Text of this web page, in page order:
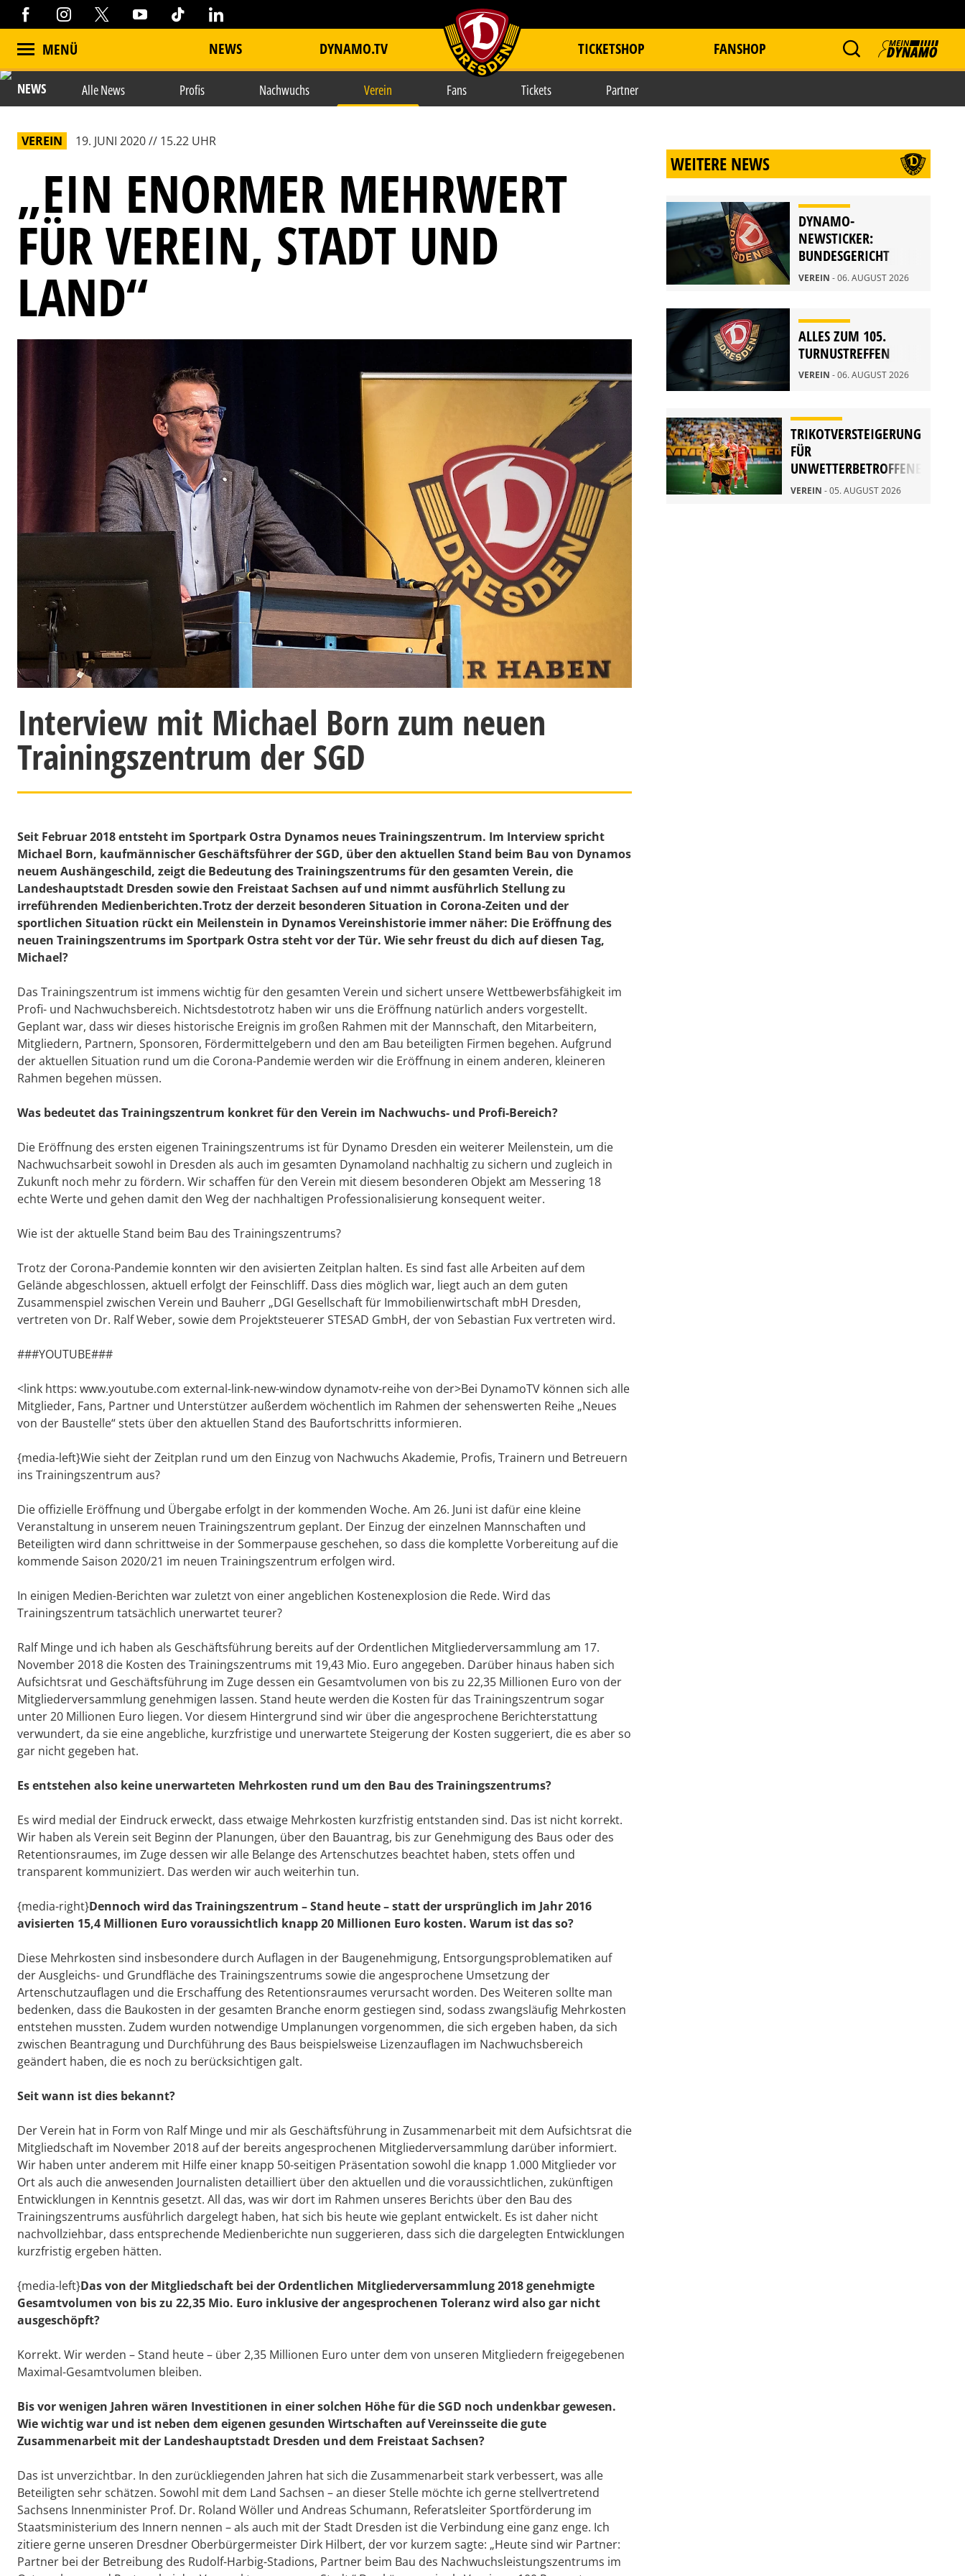
MENÜ NEWS DYNAMO.TV item.title TICKETSHOP FANSHOP
NEWS Alle News Profis Nachwuchs Verein Fans Tickets Partner
VEREIN 19. JUNI 2020 // 15.22 UHR
„EIN ENORMER MEHRWERT
FÜR VEREIN, STADT UND
LAND“
Interview mit Michael Born zum neuen
Trainingszentrum der SGD
Seit Februar 2018 entsteht im Sportpark Ostra Dynamos neues Trainingszentrum. Im Interview spricht
Michael Born, kaufmännischer Geschäftsführer der SGD, über den aktuellen Stand beim Bau von Dynamos
neuem Aushängeschild, zeigt die Bedeutung des Trainingszentrums für den gesamten Verein, die
Landeshauptstadt Dresden sowie den Freistaat Sachsen auf und nimmt ausführlich Stellung zu
irreführenden Medienberichten.Trotz der derzeit besonderen Situation in Corona-Zeiten und der
sportlichen Situation rückt ein Meilenstein in Dynamos Vereinshistorie immer näher: Die Eröffnung des
neuen Trainingszentrums im Sportpark Ostra steht vor der Tür. Wie sehr freust du dich auf diesen Tag,
Michael?
Das Trainingszentrum ist immens wichtig für den gesamten Verein und sichert unsere Wettbewerbsfähigkeit im
Profi- und Nachwuchsbereich. Nichtsdestotrotz haben wir uns die Eröffnung natürlich anders vorgestellt.
Geplant war, dass wir dieses historische Ereignis im großen Rahmen mit der Mannschaft, den Mitarbeitern,
Mitgliedern, Partnern, Sponsoren, Fördermittelgebern und den am Bau beteiligten Firmen begehen. Aufgrund
der aktuellen Situation rund um die Corona-Pandemie werden wir die Eröffnung in einem anderen, kleineren
Rahmen begehen müssen.
Was bedeutet das Trainingszentrum konkret für den Verein im Nachwuchs- und Profi-Bereich?
Die Eröffnung des ersten eigenen Trainingszentrums ist für Dynamo Dresden ein weiterer Meilenstein, um die
Nachwuchsarbeit sowohl in Dresden als auch im gesamten Dynamoland nachhaltig zu sichern und zugleich in
Zukunft noch mehr zu fördern. Wir schaffen für den Verein mit diesem besonderen Objekt am Messering 18
echte Werte und gehen damit den Weg der nachhaltigen Professionalisierung konsequent weiter.
Wie ist der aktuelle Stand beim Bau des Trainingszentrums?
Trotz der Corona-Pandemie konnten wir den avisierten Zeitplan halten. Es sind fast alle Arbeiten auf dem
Gelände abgeschlossen, aktuell erfolgt der Feinschliff. Dass dies möglich war, liegt auch an dem guten
Zusammenspiel zwischen Verein und Bauherr „DGI Gesellschaft für Immobilienwirtschaft mbH Dresden,
vertreten von Dr. Ralf Weber, sowie dem Projektsteuerer STESAD GmbH, der von Sebastian Fux vertreten wird.
###YOUTUBE###
<link https: www.youtube.com external-link-new-window dynamotv-reihe von der>Bei DynamoTV können sich alle
Mitglieder, Fans, Partner und Unterstützer außerdem wöchentlich im Rahmen der sehenswerten Reihe „Neues
von der Baustelle“ stets über den aktuellen Stand des Baufortschritts informieren.
{media-left}Wie sieht der Zeitplan rund um den Einzug von Nachwuchs Akademie, Profis, Trainern und Betreuern
ins Trainingszentrum aus?
Die offizielle Eröffnung und Übergabe erfolgt in der kommenden Woche. Am 26. Juni ist dafür eine kleine
Veranstaltung in unserem neuen Trainingszentrum geplant. Der Einzug der einzelnen Mannschaften und
Beteiligten wird dann schrittweise in der Sommerpause geschehen, so dass die komplette Vorbereitung auf die
kommende Saison 2020/21 im neuen Trainingszentrum erfolgen wird.
In einigen Medien-Berichten war zuletzt von einer angeblichen Kostenexplosion die Rede. Wird das
Trainingszentrum tatsächlich unerwartet teurer?
Ralf Minge und ich haben als Geschäftsführung bereits auf der Ordentlichen Mitgliederversammlung am 17.
November 2018 die Kosten des Trainingszentrums mit 19,43 Mio. Euro angegeben. Darüber hinaus haben sich
Aufsichtsrat und Geschäftsführung im Zuge dessen ein Gesamtvolumen von bis zu 22,35 Millionen Euro von der
Mitgliederversammlung genehmigen lassen. Stand heute werden die Kosten für das Trainingszentrum sogar
unter 20 Millionen Euro liegen. Vor diesem Hintergrund sind wir über die angesprochene Berichterstattung
verwundert, da sie eine angebliche, kurzfristige und unerwartete Steigerung der Kosten suggeriert, die es aber so
gar nicht gegeben hat.
Es entstehen also keine unerwarteten Mehrkosten rund um den Bau des Trainingszentrums?
Es wird medial der Eindruck erweckt, dass etwaige Mehrkosten kurzfristig entstanden sind. Das ist nicht korrekt.
Wir haben als Verein seit Beginn der Planungen, über den Bauantrag, bis zur Genehmigung des Baus oder des
Retentionsraumes, im Zuge dessen wir alle Belange des Artenschutzes beachtet haben, stets offen und
transparent kommuniziert. Das werden wir auch weiterhin tun.
{media-right}Dennoch wird das Trainingszentrum – Stand heute – statt der ursprünglich im Jahr 2016
avisierten 15,4 Millionen Euro voraussichtlich knapp 20 Millionen Euro kosten. Warum ist das so?
Diese Mehrkosten sind insbesondere durch Auflagen in der Baugenehmigung, Entsorgungsproblematiken auf
der Ausgleichs- und Grundfläche des Trainingszentrums sowie die angesprochene Umsetzung der
Artenschutzauflagen und die Erschaffung des Retentionsraumes verursacht worden. Des Weiteren sollte man
bedenken, dass die Baukosten in der gesamten Branche enorm gestiegen sind, sodass zwangsläufig Mehrkosten
entstehen mussten. Zudem wurden notwendige Umplanungen vorgenommen, die sich ergeben haben, da sich
zwischen Beantragung und Durchführung des Baus beispielsweise Lizenzauflagen im Nachwuchsbereich
geändert haben, die es noch zu berücksichtigen galt.
Seit wann ist dies bekannt?
Der Verein hat in Form von Ralf Minge und mir als Geschäftsführung in Zusammenarbeit mit dem Aufsichtsrat die
Mitgliedschaft im November 2018 auf der bereits angesprochenen Mitgliederversammlung darüber informiert.
Wir haben unter anderem mit Hilfe einer knapp 50-seitigen Präsentation sowohl die knapp 1.000 Mitglieder vor
Ort als auch die anwesenden Journalisten detailliert über den aktuellen und die voraussichtlichen, zukünftigen
Entwicklungen in Kenntnis gesetzt. All das, was wir dort im Rahmen unseres Berichts über den Bau des
Trainingszentrums ausführlich dargelegt haben, hat sich bis heute wie geplant entwickelt. Es ist daher nicht
nachvollziehbar, dass entsprechende Medienberichte nun suggerieren, dass sich die dargelegten Entwicklungen
kurzfristig ergeben hätten.
{media-left}Das von der Mitgliedschaft bei der Ordentlichen Mitgliederversammlung 2018 genehmigte
Gesamtvolumen von bis zu 22,35 Mio. Euro inklusive der angesprochenen Toleranz wird also gar nicht
ausgeschöpft?
Korrekt. Wir werden – Stand heute – über 2,35 Millionen Euro unter dem von unseren Mitgliedern freigegebenen
Maximal-Gesamtvolumen bleiben.
Bis vor wenigen Jahren wären Investitionen in einer solchen Höhe für die SGD noch undenkbar gewesen.
Wie wichtig war und ist neben dem eigenen gesunden Wirtschaften auf Vereinsseite die gute
Zusammenarbeit mit der Landeshauptstadt Dresden und dem Freistaat Sachsen?
Das ist unverzichtbar. In den zurückliegenden Jahren hat sich die Zusammenarbeit stark verbessert, was alle
Beteiligten sehr schätzen. Sowohl mit dem Land Sachsen – an dieser Stelle möchte ich gerne stellvertretend
Sachsens Innenminister Prof. Dr. Roland Wöller und Andreas Schumann, Referatsleiter Sportförderung im
Staatsministerium des Innern nennen – als auch mit der Stadt Dresden ist die Verbindung eine ganz enge. Ich
zitiere gerne unseren Dresdner Oberbürgermeister Dirk Hilbert, der vor kurzem sagte: „Heute sind wir Partner:
Partner bei der Betreibung des Rudolf-Harbig-Stadions, Partner beim Bau des Nachwuchsleistungszentrums im
WEITERE NEWS
DYNAMO-
NEWSTICKER:
BUNDESGERICHT
WEIST BERUFUNG
VEREIN - 06. AUGUST 2026
ALLES ZUM 105.
TURNUSTREFFEN
VEREIN - 06. AUGUST 2026
TRIKOTVERSTEIGERUNG
FÜR
UNWETTERBETROFFENE
IN RATHEN
VEREIN - 05. AUGUST 2026